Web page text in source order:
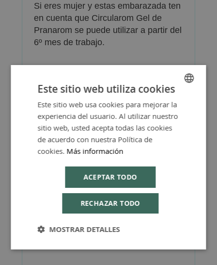
Si eres mujer y estas embarazada ten
en cuenta que Circularom Gel de
Pranarom se puede utilizar a partir del
6º mes de trabajo.
Más Información
FAQ - Preguntas y Respuestas
Consejos de Compra Producto
SPANISH
ENGLISH
Este sitio web utiliza cookies
Este sitio web usa cookies para mejorar la
experiencia del usuario. Al utilizar nuestro
sitio web, usted acepta todas las cookies
de acuerdo con nuestra Política de
cookies. Más información
ACEPTAR TODO
RECHAZAR TODO
MOSTRAR DETALLES